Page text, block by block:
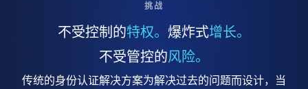
挑战
不受控制的特权。 爆炸式增长。
不受管控的风险。
传统的身份认证解决方案为解决过去的问题而设计，当